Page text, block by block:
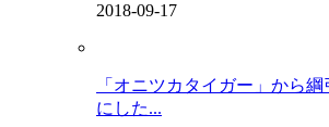
2018-09-17
「オニツカタイガー」から
にした...